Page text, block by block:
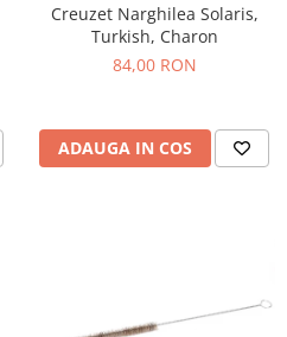
Creuzet Narghilea Solaris,
Turkish, Charon
84,00 RON
ADAUGA IN COS